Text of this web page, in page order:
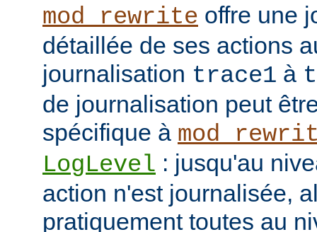
mod_rewrite offre une
détaillée de ses actions
journalisation trace1 à
de journalisation peut
spécifique à
LogLevel : jusqu'au
action n'est journalisée,
pratiquement toutes au